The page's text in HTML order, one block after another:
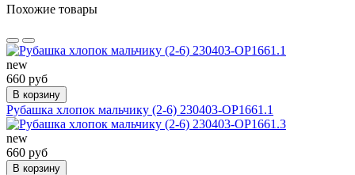
Похожие товары
new
660 руб
В корзину
Рубашка хлопок мальчику (2-6) 230403-OP1661.1
new
660 руб
В корзину